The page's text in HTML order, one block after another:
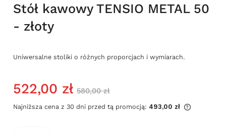
Stół kawowy TENSIO METAL 50
- złoty
Uniwersalne stoliki o różnych proporcjach i wymiarach.
522,00 zł 580,00 zł
Najniższa cena z 30 dni przed tą promocją: 493,00 zł